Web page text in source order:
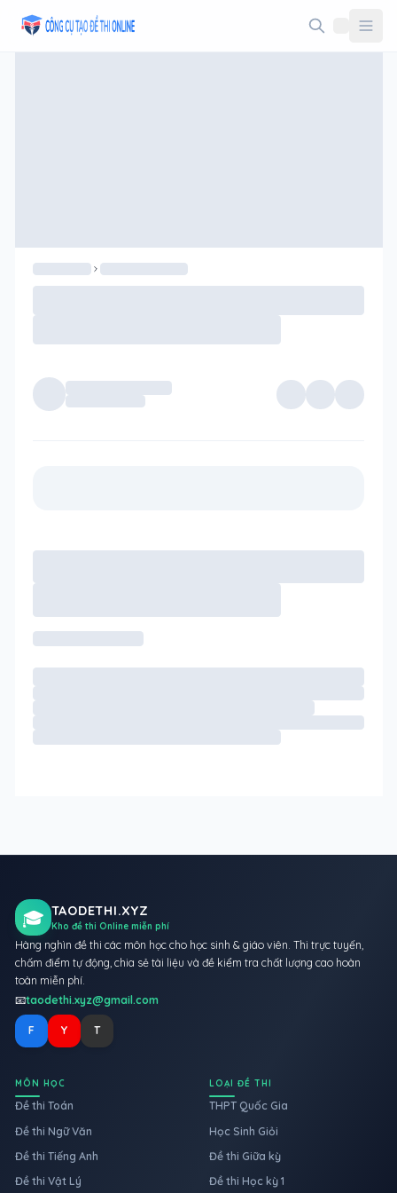
🎓 TAODETHI.XYZ
Kho đề thi Online miễn phí
Hàng nghìn đề thi các môn học cho học sinh & giáo viên. Thi trực tuyến,
chấm điểm tự động, chia sẻ tài liệu và đề kiểm tra chất lượng cao hoàn
toàn miễn phí.
📧taodethi.xyz@gmail.com
F Y T
MÔN HỌC
Đề thi Toán
Đề thi Ngữ Văn
Đề thi Tiếng Anh
Đề thi Vật Lý
LOẠI ĐỀ THI
THPT Quốc Gia
Học Sinh Giỏi
Đề thi Giữa kỳ
Đề thi Học kỳ 1